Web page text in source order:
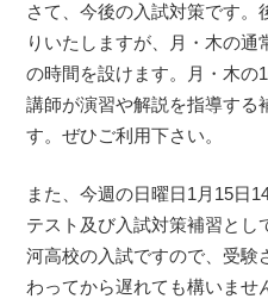
さて、今後の入試対策です
りいたしますが、月・木の
の時間を設けます。月・木の
講師が演習や解説を指導する
す。ぜひご利用下さい。
また、今週の日曜日1月15日
テスト及び入試対策補習とし
河高校の入試ですので、受験
わってから遅れても構いませ